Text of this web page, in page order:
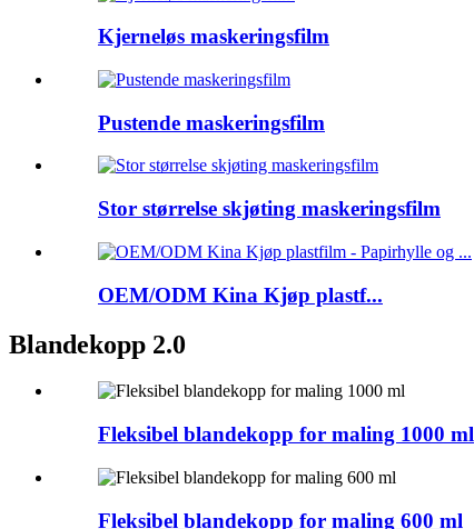
Kjerneløs maskeringsfilm
Pustende maskeringsfilm
Stor størrelse skjøting maskeringsfilm
OEM/ODM Kina Kjøp plastf...
Blandekopp 2.0
Fleksibel blandekopp for maling 1000 ml
Fleksibel blandekopp for maling 600 ml